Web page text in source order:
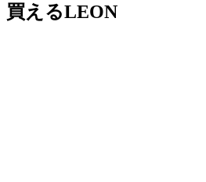
買えるLEON